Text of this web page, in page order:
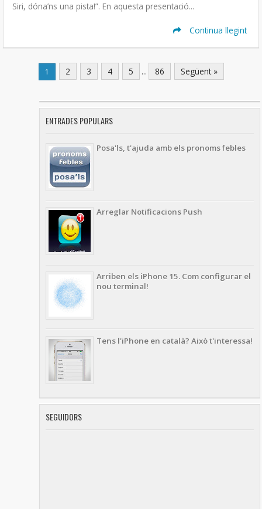
Siri, dóna’ns una pista!”. En aquesta presentació...
Continua llegint
1 2 3 4 5 ... 86 Següent »
ENTRADES POPULARS
Posa'ls, t'ajuda amb els pronoms febles
Arreglar Notificacions Push
Arriben els iPhone 15. Com configurar el
nou terminal!
Tens l'iPhone en català? Això t'interessa!
SEGUIDORS